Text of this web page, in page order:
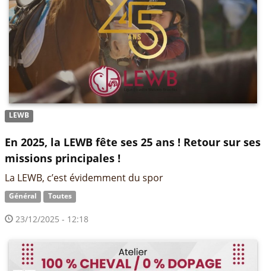
LEWB
En 2025, la LEWB fête ses 25 ans ! Retour sur ses
missions principales !
La LEWB, c’est évidemment du spor
Général Toutes
23/12/2025 - 12:18